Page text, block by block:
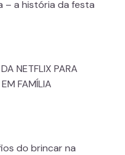
– a história da festa
NETFLIX PARA
FAMÍLIA
do brincar na